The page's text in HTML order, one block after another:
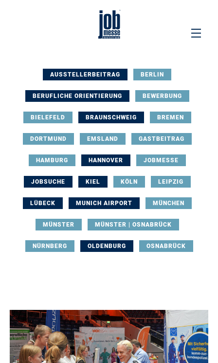
AUSSTELLERBEITRAG BERLIN
BERUFLICHE ORIENTIERUNG BEWERBUNG
BIELEFELD BRAUNSCHWEIG BREMEN
DORTMUND EMSLAND GASTBEITRAG
HAMBURG HANNOVER JOBMESSE
JOBSUCHE KIEL KÖLN LEIPZIG
LÜBECK MUNICH AIRPORT MÜNCHEN
MÜNSTER MÜNSTER | OSNABRÜCK
NÜRNBERG OLDENBURG OSNABRÜCK